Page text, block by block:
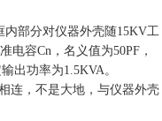
内部分对仪器外壳随15KV工
电容Cn，名义值为50PF，
出功率为1.5KVA。
连，不是大地，与仪器外壳